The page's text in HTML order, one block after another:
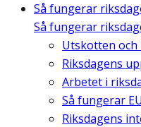
Så fungerar
Så fungerar
Utskotten och
Riksdagens
Arbetet i
Så fungerar EU
Riksdagens